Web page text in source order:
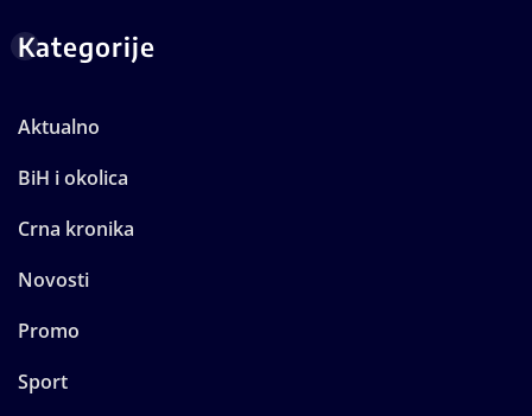
Kategorije
Aktualno
BiH i okolica
Crna kronika
Novosti
Promo
Sport